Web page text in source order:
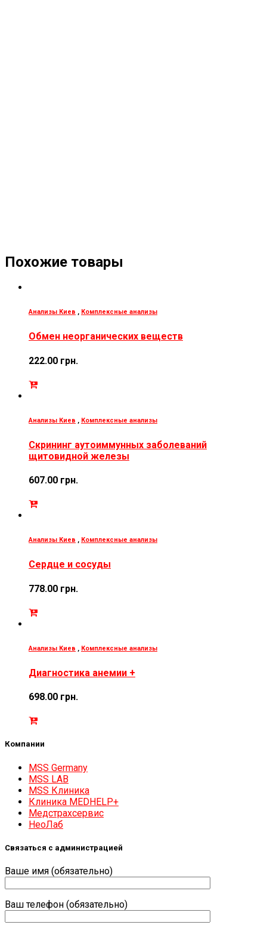
Похожие товары
Анализы Киев , Комплексные анализы
Обмен неорганических веществ
222.00 грн.
Анализы Киев , Комплексные анализы
Скрининг аутоиммунных заболеваний
щитовидной железы
607.00 грн.
Анализы Киев , Комплексные анализы
Сердце и сосуды
778.00 грн.
Анализы Киев , Комплексные анализы
Диагностика анемии +
698.00 грн.
Компании
MSS Germany
MSS LAB
MSS Клиника
Клиника MEDHELP+
Медстрахсервис
НеоЛаб
Связаться с администрацией
Ваше имя (обязательно)
Ваш телефон (обязательно)